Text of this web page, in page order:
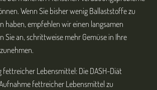
Wenn Sie bisher wenig Ballaststoffe zu
haben, empfehlen wir einen langsamen
Sie an, schrittweise mehr Gemüse in Ihre
fettreicher Lebensmittel: Die DASH-Diät
fettreicher Lebensmittel zu